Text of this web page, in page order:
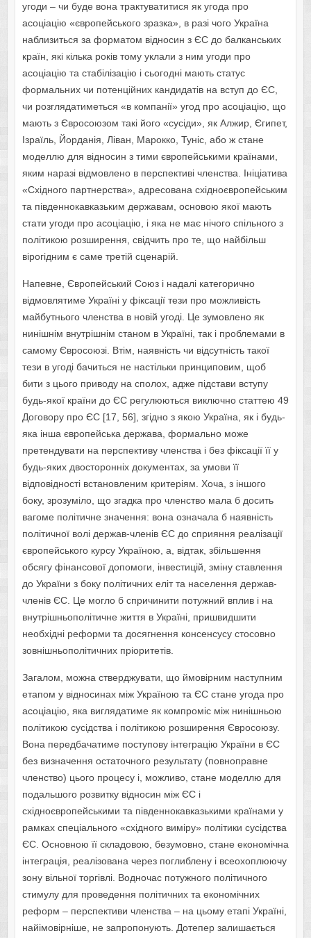
угоди – чи буде вона трактуватитися як угода про
асоціацію «європейського зразка», в разі чого Україна
наблизиться за форматом відносин з ЄС до балканських
країн, які кілька років тому уклали з ним угоди про
асоціацію та стабілізацію і сьогодні мають статус
формальних чи потенційних кандидатів на вступ до ЄС,
чи розглядатиметься «в компанії» угод про асоціацію, що
мають з Євросоюзом такі його «сусіди», як Алжир, Єгипет,
Ізраїль, Йорданія, Ліван, Марокко, Туніс, або ж стане
моделлю для відносин з тими європейськими країнами,
яким наразі відмовлено в перспективі членства. Ініціатива
«Східного партнерства», адресована східноєвропейським
та південнокавказьким державам, основою якої мають
стати угоди про асоціацію, і яка не має нічого спільного з
політикою розширення, свідчить про те, що найбільш
вірогідним є саме третій сценарій.
Напевне, Європейський Союз і надалі категорично
відмовлятиме Україні у фіксації тези про можливість
майбутнього членства в новій угоді. Це зумовлено як
нинішнім внутрішнім станом в Україні, так і проблемами в
самому Євросоюзі. Втім, наявність чи відсутність такої
тези в угоді бачиться не настільки принциповим, щоб
бити з цього приводу на сполох, адже підстави вступу
будь-якої країни до ЄС регулюються виключно статтею 49
Договору про ЄС [17, 56], згідно з якою Україна, як і будь-
яка інша європейська держава, формально може
претендувати на перспективу членства і без фіксації її у
будь-яких двосторонніх документах, за умови її
відповідності встановленим критеріям. Хоча, з іншого
боку, зрозуміло, що згадка про членство мала б досить
вагоме політичне значення: вона означала б наявність
політичної волі держав-членів ЄС до сприяння реалізації
європейського курсу Україною, а, відтак, збільшення
обсягу фінансової допомоги, інвестицій, зміну ставлення
до України з боку політичних еліт та населення держав-
членів ЄС. Це могло б спричинити потужний вплив і на
внутрішньополітичне життя в Україні, пришвидшити
необхідні реформи та досягнення консенсусу стосовно
зовнішньополітичних пріоритетів.
Загалом, можна стверджувати, що ймовірним наступним
етапом у відносинах між Україною та ЄС стане угода про
асоціацію, яка виглядатиме як компроміс між нинішньою
політикою сусідства і політикою розширення Євросоюзу.
Вона передбачатиме поступову інтеграцію України в ЄС
без визначення остаточного результату (повноправне
членство) цього процесу і, можливо, стане моделлю для
подальшого розвитку відносин між ЄС і
східноєвропейськими та південнокавказькими країнами у
рамках спеціального «східного виміру» політики сусідства
ЄС. Основною її складовою, безумовно, стане економічна
інтеграція, реалізована через поглиблену і всеохоплюючу
зону вільної торгівлі. Водночас потужного політичного
стимулу для проведення політичних та економічних
реформ – перспективи членства – на цьому етапі Україні,
найімовірніше, не запропонують. Дотепер залишається